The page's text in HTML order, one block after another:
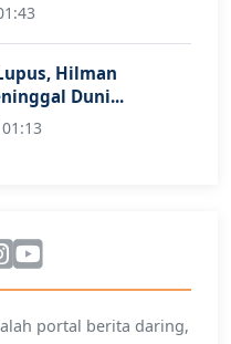
Hilman
Duni...
portal berita daring,